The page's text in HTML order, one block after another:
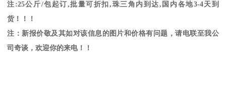
注 :25公斤/包起订,批量可折扣, 珠三角内到达, 国内各地3-4天到
货！！！
注：新报价敬及其如对该信息的图片和价格有问题，请电联至我公
司奇谈，欢迎你的来电！！